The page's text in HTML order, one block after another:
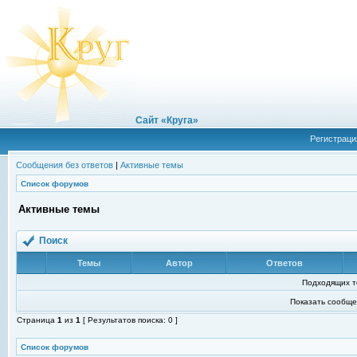
Сайт «Круга»
Сообщения без ответов | Активные темы
Список форумов
Активные темы
Поиск
Темы Автор Ответов
Подходящих
Показать
Страница 1 из 1 [ Результатов поиска: 0 ]
Список форумов